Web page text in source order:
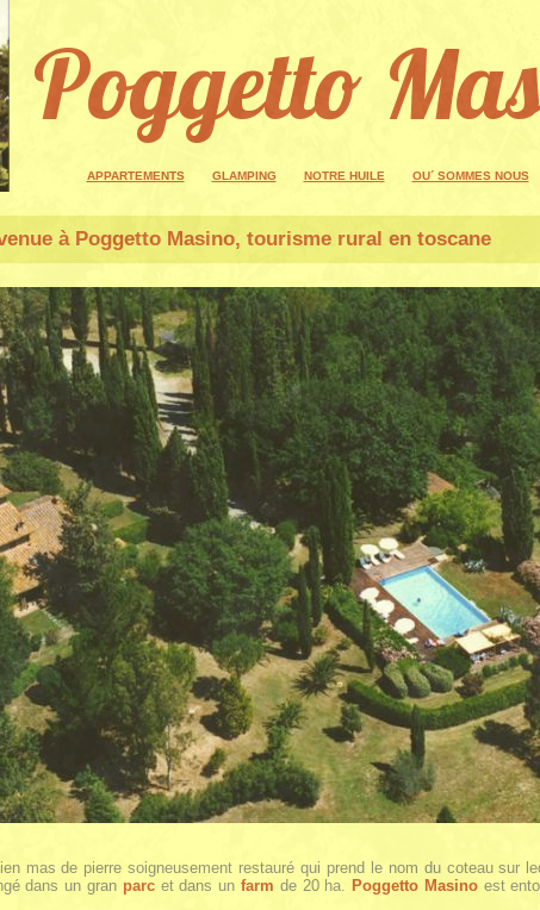
Poggetto
APPARTEMENTS GLAMPING NOTRE HUILE OU´ SOMMES NOUS
à Poggetto Masino, tourisme rural en toscane
mas de pierre soigneusement restauré qui prend le nom du coteau sur
dans un gran parcet dans un farm de 20 ha. Poggetto Masinoest